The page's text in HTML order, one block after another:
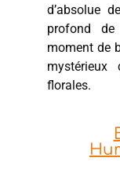
d’absolue
profond
moment de
florales.